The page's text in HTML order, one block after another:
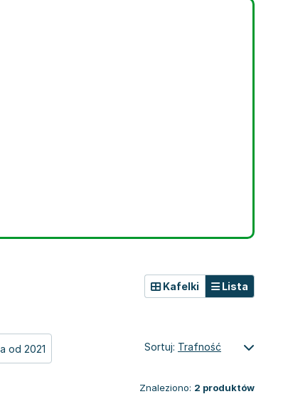
od 2021
Kafelki Lista
Sortuj: Trafność
Znaleziono: 2 produktów